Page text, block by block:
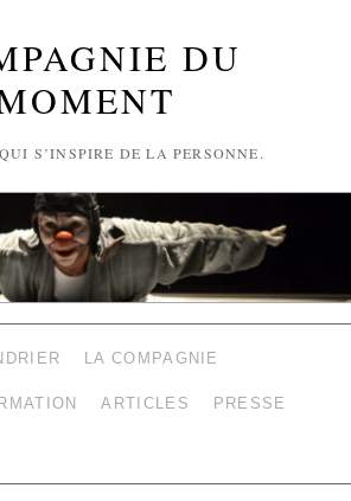
DU
S’INSPIRE DE LA PERSONNE.
LA COMPAGNIE
ARTICLES PRESSE